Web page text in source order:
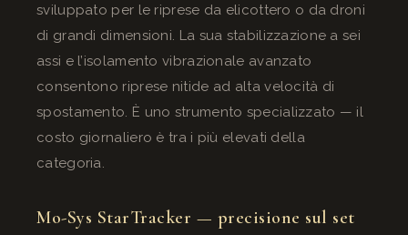
sviluppato per le riprese da elicottero o da droni
di grandi dimensioni. La sua stabilizzazione a sei
assi e l’isolamento vibrazionale avanzato
consentono riprese nitide ad alta velocità di
spostamento. È uno strumento specializzato — il
costo giornaliero è tra i più elevati della
categoria.
Mo-Sys StarTracker — precisione sul set